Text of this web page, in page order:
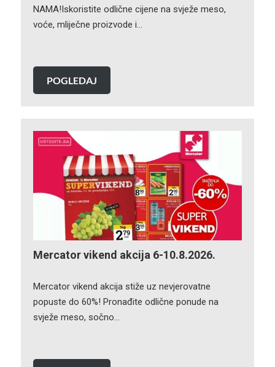
NAMA!Iskoristite odlične cijene na svježe meso,
voće, mliječne proizvode i…
POGLEDAJ
Mercator vikend akcija 6-10.8.2026.
Mercator vikend akcija stiže uz nevjerovatne
popuste do 60%! Pronađite odlične ponude na
svježe meso, sočno…